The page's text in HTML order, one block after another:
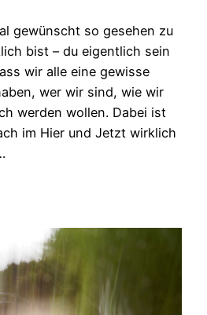
gewünscht so gesehen zu
bist – du eigentlich sein
wir alle eine gewisse
wer wir sind, wie wir
werden wollen. Dabei ist
im Hier und Jetzt wirklich